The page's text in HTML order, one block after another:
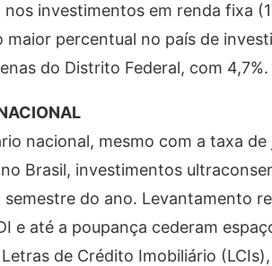
nos investimentos em renda fixa
maior percentual no país de
do Distrito Federal, com 4,7%.
nacional, mesmo com a taxa
Brasil, investimentos
semestre do ano. Levantamento
e até a poupança cederam
Letras de Crédito Imobiliário